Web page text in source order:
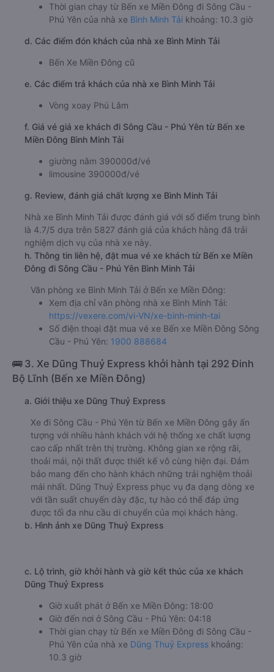
Thời gian chạy từ Bến xe Miền Đông đi Sông Cầu -
Phú Yên của nhà xe Bình Minh Tải khoảng: 10.3 giờ
d. Các điểm đón khách của nhà xe Bình Minh Tải
Bến Xe Miền Đông cũ
e. Các điểm trả khách của nhà xe Bình Minh Tải
Vòng xoay Phú Lâm
f. Giá vé giá xe khách đi Sông Cầu - Phú Yên từ Bến xe
Miền Đông Bình Minh Tải
giường nằm 390000đ/vé
limousine 390000đ/vé
g. Review, đánh giá chất lượng xe Bình Minh Tải
Nhà xe Bình Minh Tải được đánh giá với số điểm trung bình
là 4.7/5 dựa trên 5827 đánh giá của khách hàng đã trải
nghiệm dịch vụ của nhà xe này.
h. Thông tin liên hệ, đặt mua vé xe khách từ Bến xe Miền
Đông đi Sông Cầu - Phú Yên Bình Minh Tải
Văn phòng xe Bình Minh Tải ở Bến xe Miền Đông:
Xem địa chỉ văn phòng nhà xe Bình Minh Tải:
https://vexere.com/vi-VN/xe-binh-minh-tai
Số điện thoại đặt mua vé xe Bến xe Miền Đông Sông
Cầu - Phú Yên: 1900 888684
🚌 3. Xe Dũng Thuỷ Express khởi hành tại 292 Đinh
Bộ Lĩnh (Bến xe Miền Đông)
a. Giới thiệu xe Dũng Thuỷ Express
Xe đi Sông Cầu - Phú Yên từ Bến xe Miền Đông gây ấn
tượng với nhiều hành khách với hệ thống xe chất lượng
cao cấp nhất trên thị trường. Không gian xe rộng rãi,
thoải mái, nội thất được thiết kế vô cùng hiện đại. Đảm
bảo mang đến cho hành khách những trải nghiệm thoải
mái nhất. Dũng Thuỷ Express phục vụ đa dạng dòng xe
với tần suất chuyến dày đặc, tự hào có thể đáp ứng
được tối đa nhu cầu di chuyển của mọi khách hàng.
b. Hình ảnh xe Dũng Thuỷ Express
c. Lộ trình, giờ khởi hành và giờ kết thúc của xe khách
Dũng Thuỷ Express
Giờ xuất phát ở Bến xe Miền Đông: 18:00
Giờ đến nơi ở Sông Cầu - Phú Yên: 04:18
Thời gian chạy từ Bến xe Miền Đông đi Sông Cầu -
Phú Yên của nhà xe Dũng Thuỷ Express khoảng:
10.3 giờ